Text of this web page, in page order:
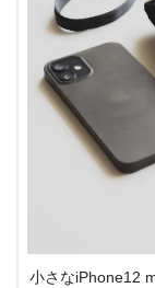
小さなiPhone12